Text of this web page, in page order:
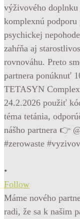
•
Follow
Máme nového
radi, že sa k našim